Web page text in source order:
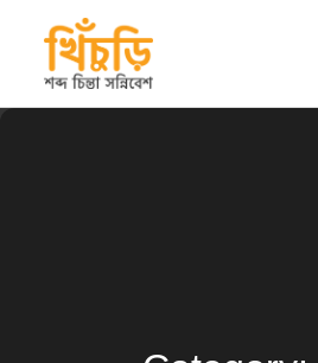
content
খিচুড়ি
শব্দ চিন্তা সন্নিবেশ